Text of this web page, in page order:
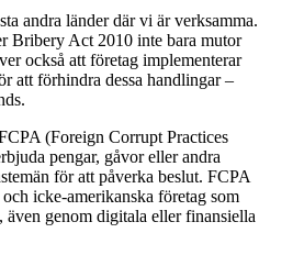
andra länder där vi är verksamma.
Bribery Act 2010 inte bara mutor
också att företag implementerar
att förhindra dessa handlingar –
(Foreign Corrupt Practices
pengar, gåvor eller andra
för att påverka beslut. FCPA
icke-amerikanska företag som
genom digitala eller finansiella